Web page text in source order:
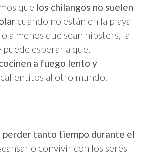
que los chilangos no suelen
cuando no están en la playa
a menos que sean hipsters, la
puede esperar a que,
a fuego lento y
al otro mundo.
perder tanto tiempo durante el
o convivir con los seres